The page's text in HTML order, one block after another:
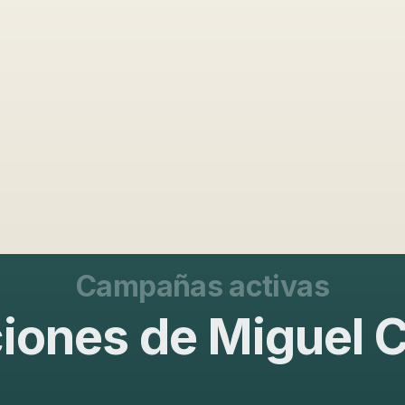
Campañas activas
de Miguel